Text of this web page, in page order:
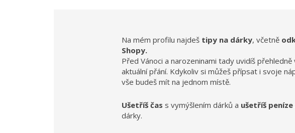
Na mém profilu najdeš tipy na dárky, včetně
Shopy.
Před Vánoci a narozeninami tady uvidíš přehledně
aktuální přání. Kdykoliv si můžeš přípsat i svoje
vše budeš mít na jednom místě.
Ušetříš čas s vymýšlením dárků a ušetříš peníze
dárky.